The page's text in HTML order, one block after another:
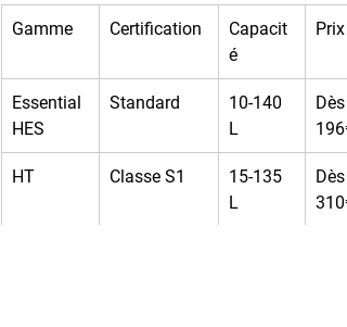
Gamme Certification
Capacit
é
Prix
Essential
HES
Standard
10-140
L
Dès
196€
HT Classe S1
15-135
L
Dès
310€